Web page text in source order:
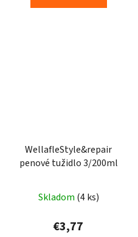
WellafleStyle&repair
penové tužidlo 3/200ml
Skladom (4 ks)
€3,77